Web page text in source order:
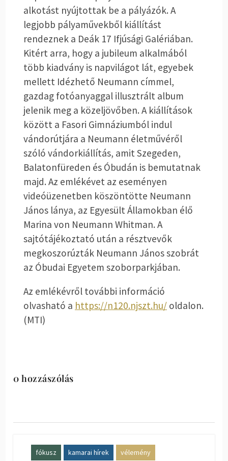
alkotást nyújtottak be a pályázók. A
legjobb pályaművekből kiállítást
rendeznek a Deák 17 Ifjúsági Galériában.
Kitért arra, hogy a jubileum alkalmából
több kiadvány is napvilágot lát, egyebek
mellett Idézhető Neumann címmel,
gazdag fotóanyaggal illusztrált album
jelenik meg a közeljövőben. A kiállítások
között a Fasori Gimnáziumból indul
vándorútjára a Neumann életművéről
szóló vándorkiállítás, amit Szegeden,
Balatonfüreden és Óbudán is bemutatnak
majd. Az emlékévet az eseményen
videóüzenetben köszöntötte Neumann
János lánya, az Egyesült Államokban élő
Marina von Neumann Whitman. A
sajtótájékoztató után a résztvevők
megkoszorúzták Neumann János szobrát
az Óbudai Egyetem szoborparkjában.
Az emlékévről további információ
olvasható a https://n120.njszt.hu/oldalon.
(MTI)
0 hozzászólás
fókusz kamarai hírek vélemény